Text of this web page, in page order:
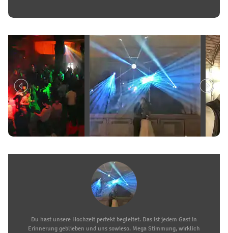
Du hast unsere Hochzeit perfekt begleitet. Das ist jedem Gast in
Erinnerung geblieben und uns sowieso. Mega Stimmung, wirklich